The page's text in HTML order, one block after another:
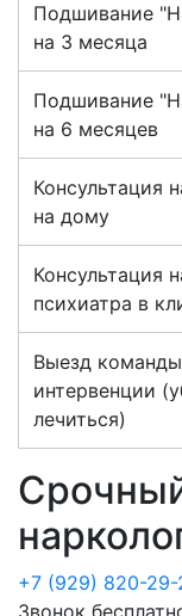
Подшивание
на 3 месяца
Подшивание
на 6 месяцев
Консультация
на дому
Консультация
психиатра в
Выезд команды
интервенции
лечиться)
+7 (929) 820-29-